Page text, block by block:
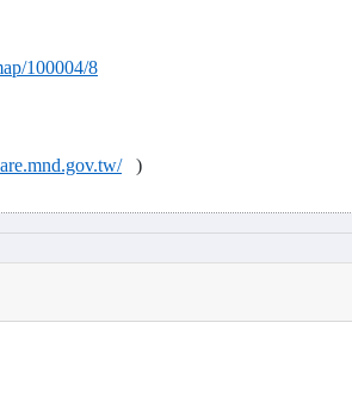
100004/8
)